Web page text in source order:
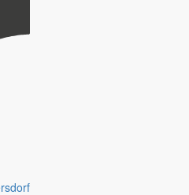
Kirchstraße 3, 02829 Markersdorf,